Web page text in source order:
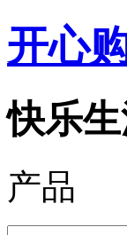
开心
快乐
产品